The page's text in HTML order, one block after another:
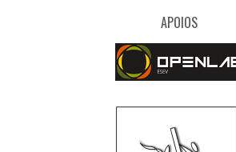
APOIOS